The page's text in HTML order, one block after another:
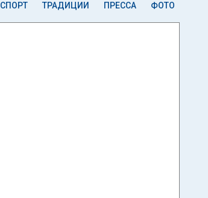
СПОРТ ТРАДИЦИИ ПРЕССА ФОТО